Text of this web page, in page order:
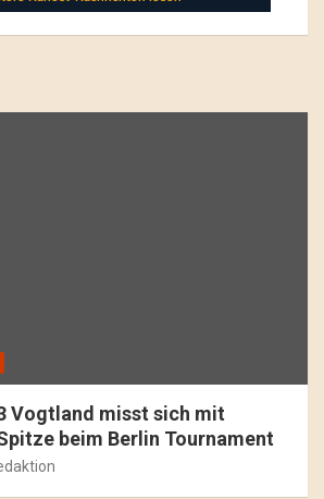
Vogtland misst sich mit
beim Berlin Tournament